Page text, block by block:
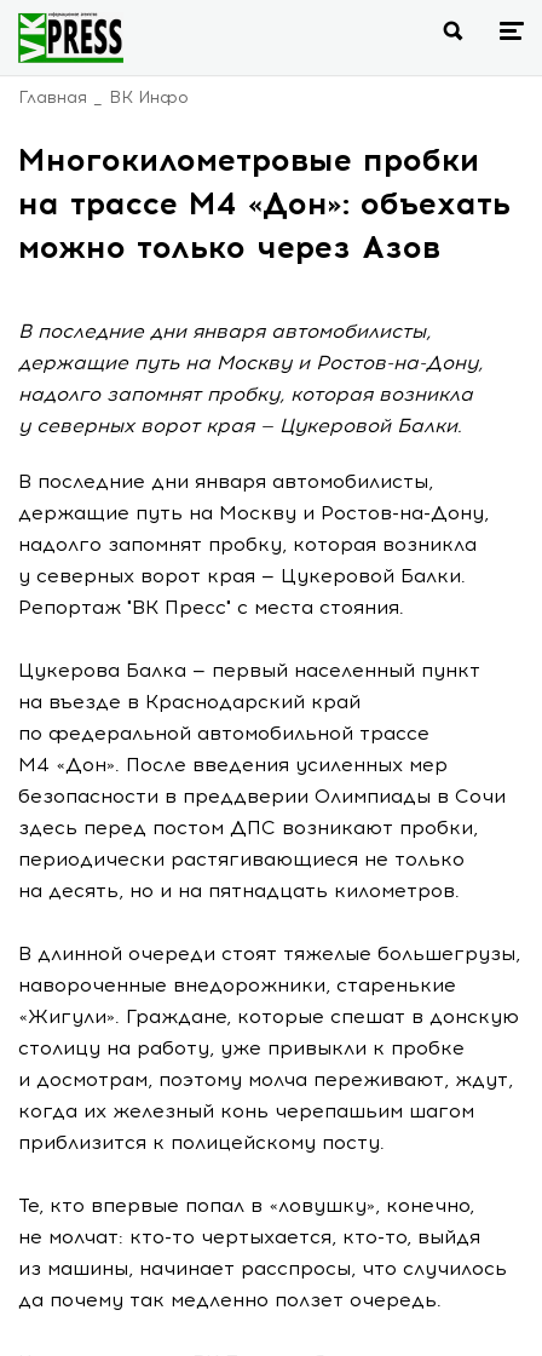
Главная ВК Инфо
Многокилометровые пробки
на трассе М4 «Дон»: объехать
можно только через Азов
В последние дни января автомобилисты,
держащие путь на Москву и Ростов-на-Дону,
надолго запомнят пробку, которая возникла
у северных ворот края — Цукеровой Балки.
В последние дни января автомобилисты,
держащие путь на Москву и Ростов-на-Дону,
надолго запомнят пробку, которая возникла
у северных ворот края — Цукеровой Балки.
Репортаж "ВК Пресс" с места стояния.
Цукерова Балка — первый населенный пункт
на въезде в Краснодарский край
по федеральной автомобильной трассе
М4 «Дон». После введения усиленных мер
безопасности в преддверии Олимпиады в Сочи
здесь перед постом ДПС возникают пробки,
периодически растягивающиеся не только
на десять, но и на пятнадцать километров.
В длинной очереди стоят тяжелые большегрузы,
навороченные внедорожники, старенькие
«Жигули». Граждане, которые спешат в донскую
столицу на работу, уже привыкли к пробке
и досмотрам, поэтому молча переживают, ждут,
когда их железный конь черепашьим шагом
приблизится к полицейскому посту.
Те, кто впервые попал в «ловушку», конечно,
не молчат: кто-то чертыхается, кто-то, выйдя
из машины, начинает расспросы, что случилось
да почему так медленно ползет очередь.